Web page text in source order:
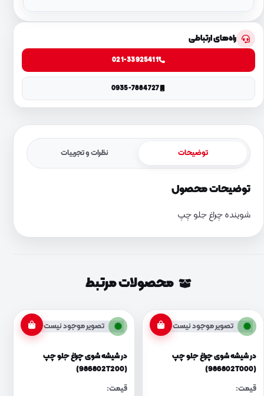
راه‌های ارتباطی
021-33925411
0935-7884727
توضیحات نظرات و تجربیات
توضیحات محصول
شوینده چراغ جلو چپ
محصولات مرتبط
تصویر موجود نیست
در شیشه شوی چراغ جلو چپ
(986802T000)
قیمت:
تصویر موجود نیست
در شیشه شوی چراغ جلو چپ
(986802T200)
قیمت: